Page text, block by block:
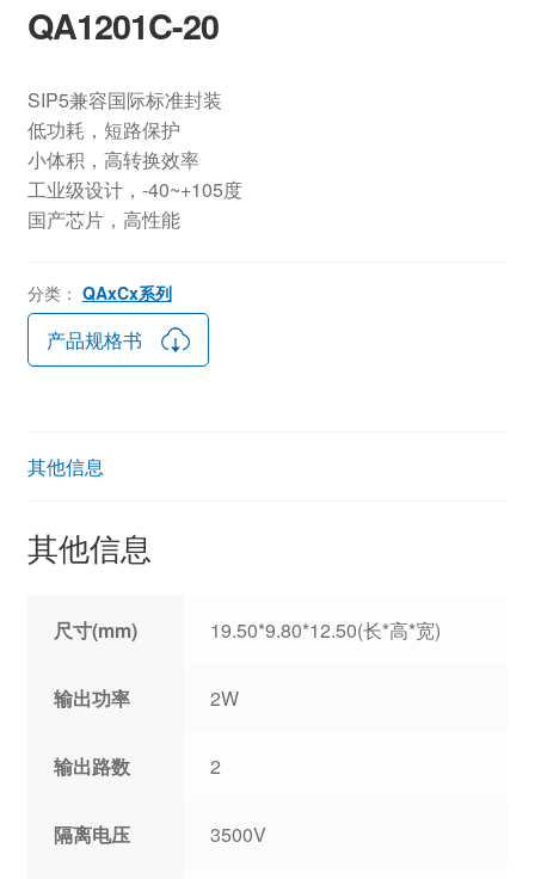
QA1201C-20
SIP5兼容国际标准封装
低功耗，短路保护
小体积，高转换效率
工业级设计，-40~+105度
国产芯片，高性能
分类： QAxCx系列
产品规格书
其他信息
其他信息
尺寸(mm) 19.50*9.80*12.50(长*高*宽)
输出功率 2W
输出路数 2
隔离电压 3500V